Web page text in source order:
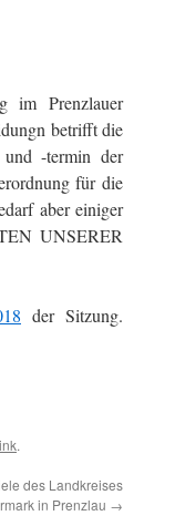
im Prenzlauer
betrifft die
-termin der
für die
aber einiger
UNSERER
der Sitzung.
.
des Landkreises
in Prenzlau →